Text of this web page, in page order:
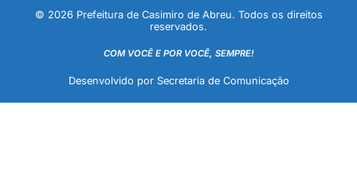
© 2026 Prefeitura de Casimiro de Abreu. Todos os direitos
reservados.
COM VOCÊ E POR VOCÊ, SEMPRE!
Desenvolvido por Secretaria de Comunicação